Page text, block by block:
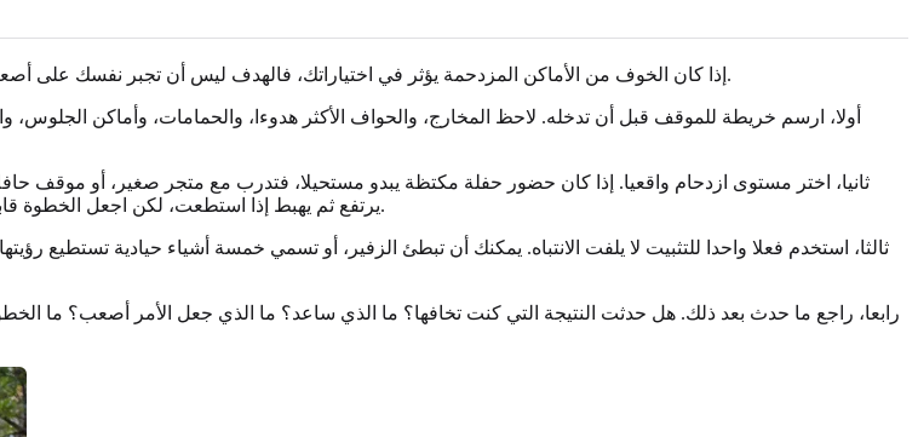
إذا كان الخوف من الأماكن المزدحمة يؤثر في اختياراتك، فالهدف ليس أن تجبر نفسك على أصعب موقف. تبدأ الخطة الألطف بفهم محفزاتك، واختيار خطوات صغيرة، وإبقاء خياراتك مرئية.
أولا، ارسم خريطة للموقف قبل أن تدخله. لاحظ المخارج، والحواف الأكثر هدوءا، والحمامات، وأماكن
ثانيا، اختر مستوى ازدحام واقعيا. إذا كان حضور حفلة مكتظة يبدو مستحيلا، فتدرب مع متجر صغير، أو
يرتفع ثم يهبط إذا استطعت، لكن اجعل الخطوة قابلة للإدارة. عادة ما تكون الممارسات الصغيرة المتكررة أكثر فائدة من محاولة واحدة طاغية.
ثالثا، استخدم فعلا واحدا للتثبيت لا يلفت الانتباه. يمكنك أن تبطئ الزفير، أو تسمي خمسة أشياء حيادية تستطيع
رابعا، راجع ما حدث بعد ذلك. هل حدثت النتيجة التي كنت تخافها؟ ما الذي ساعد؟ ما الذي جعل الأمر أصعب؟ ما